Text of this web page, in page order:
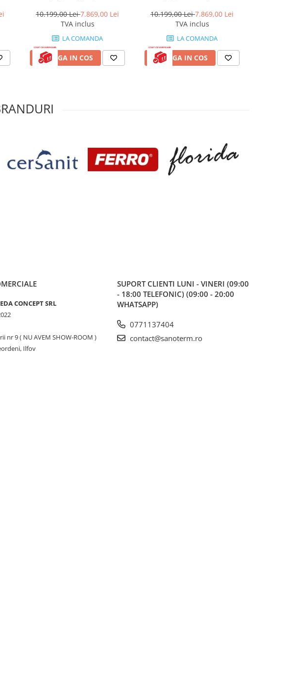
10.199,00 Lei7.869,00 Lei
TVA inclus
LA COMANDA
ADAUGA IN COS
10.199,00 Lei7.869,00 Lei
TVA inclus
LA COMANDA
ADAUGA IN COS
CONCEPT SRL
nr 9 ( NU AVEM SHOW-ROOM )
Ilfov
SUPORT CLIENTI LUNI - VINERI (09:00
- 18:00 TELEFONIC) (09:00 - 20:00
WHATSAPP)
0771137404
contact@sanoterm.ro